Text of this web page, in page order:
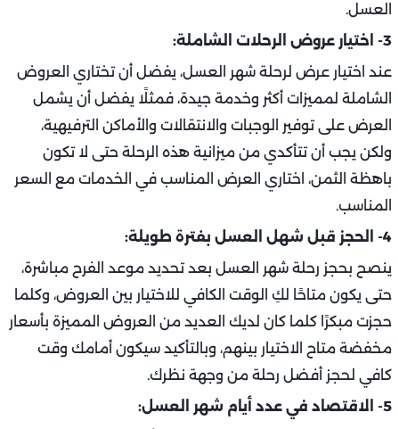
العسل.
3- اختيار عروض الرحلات الشاملة:
عند اختيار عرض لرحلة شهر العسل، يفضل أن تختاري العروض
الشاملة لمميزات أكثر وخدمة جيدة، فمثلًا يفضل أن يشمل
العرض على توفير الوجبات والانتقالات والأماكن الترفيهية،
ولكن يجب أن تتأكدي من ميزانية هذه الرحلة حتى لا تكون
باهظة الثمن، اختاري العرض المناسب في الخدمات مع السعر
المناسب.
4- الحجز قبل شهل العسل بفترة طويلة:
ينصح بحجز رحلة شهر العسل بعد تحديد موعد الفرح مباشرة،
حتى يكون متاحًا لكِ الوقت الكافي للاختيار بين العروض، وكلما
حجزت مبكرًا كلما كان لديك العديد من العروض المميزة بأسعار
مخفضة متاح الاختيار بينهم، وبالتأكيد سيكون أمامك وقت
كافي لحجز أفضل رحلة من وجهة نظرك.
5- الاقتصاد في عدد أيام شهر العسل: